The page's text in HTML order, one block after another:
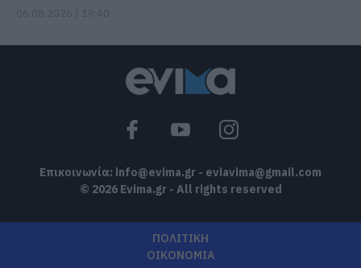
Επικοινωνία: info@evima.gr - eviavima@gmail.com
© 2026 Evima.gr - All rights reserved
ΠΟΛΙΤΙΚΗ
ΟΙΚΟΝΟΜΙΑ